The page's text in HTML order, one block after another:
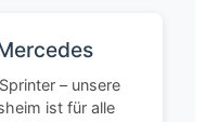
– unsere
ist für alle